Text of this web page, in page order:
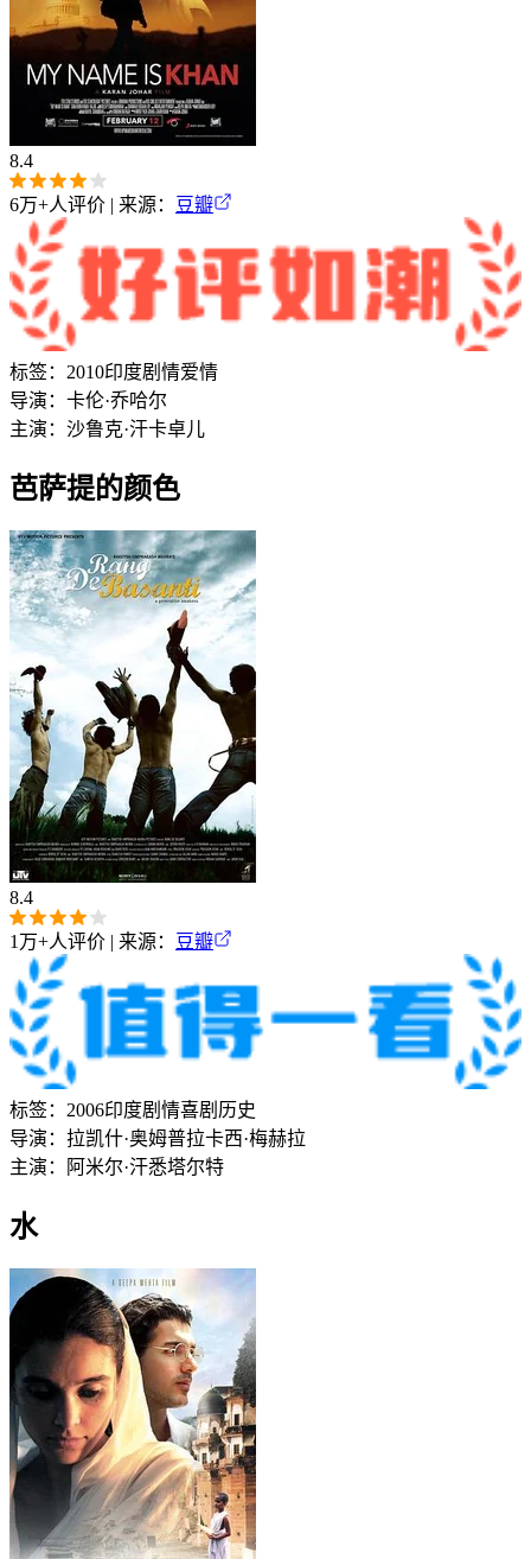
8.4
6万+人评价 | 来源： 豆瓣
标签： 2010印度剧情爱情
导演： 卡伦·乔哈尔
主演： 沙鲁克·汗卡卓儿
芭萨提的颜色
8.4
1万+人评价 | 来源： 豆瓣
标签： 2006印度剧情喜剧 历史
导演： 拉凯什·奥姆普拉卡西·梅赫拉
主演：
阿米尔·汗悉塔尔特
水